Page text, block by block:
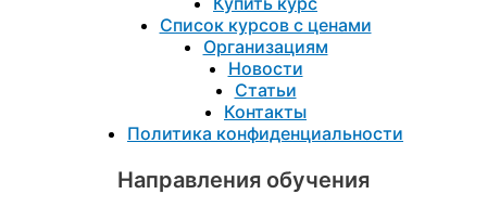
Список курсов с ценами
Организациям
Новости
Статьи
Контакты
Политика конфиденциальности
Направления обучения